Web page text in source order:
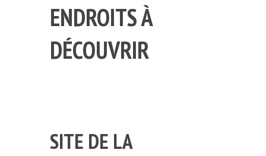
ENDROITS À
DÉCOUVRIR
SITE DE LA